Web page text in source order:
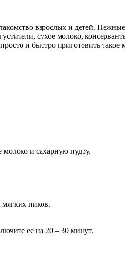
взрослых и детей.
сухое молоко,
и быстро приготовить такое
молоко и сахарную пудру.
пиков.
ее на 20 – 30 минут.